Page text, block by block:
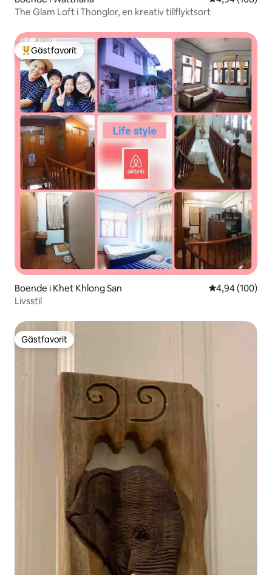
The Glam Loft i Thonglor, en kreativ tillflyktsort
Populär gästfavorit
Gästfavorit
Boende i Khet Khlong San 4,94 av 5 i
4,94 (100)
Livsstil
Gästfavorit
Gästfavorit